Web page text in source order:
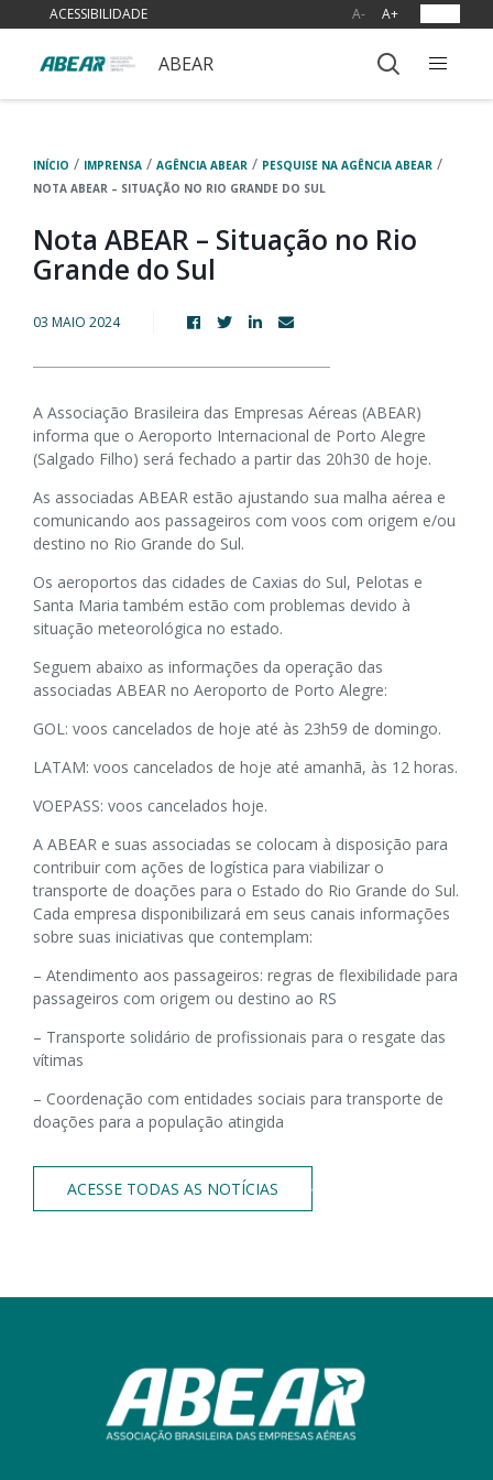
ACESSIBILIDADE A- A+
ABEAR
INÍCIO / IMPRENSA / AGÊNCIA ABEAR / PESQUISE NA AGÊNCIA ABEAR /
NOTA ABEAR – SITUAÇÃO NO RIO GRANDE DO SUL
Nota ABEAR – Situação no Rio
Grande do Sul
03 MAIO 2024
A Associação Brasileira das Empresas Aéreas (ABEAR)
informa que o Aeroporto Internacional de Porto Alegre
(Salgado Filho) será fechado a partir das 20h30 de hoje.
As associadas ABEAR estão ajustando sua malha aérea e
comunicando aos passageiros com voos com origem e/ou
destino no Rio Grande do Sul.
Os aeroportos das cidades de Caxias do Sul, Pelotas e
Santa Maria também estão com problemas devido à
situação meteorológica no estado.
Seguem abaixo as informações da operação das
associadas ABEAR no Aeroporto de Porto Alegre:
GOL: voos cancelados de hoje até às 23h59 de domingo.
LATAM: voos cancelados de hoje até amanhã, às 12 horas.
VOEPASS: voos cancelados hoje.
A ABEAR e suas associadas se colocam à disposição para
contribuir com ações de logística para viabilizar o
transporte de doações para o Estado do Rio Grande do Sul.
Cada empresa disponibilizará em seus canais informações
sobre suas iniciativas que contemplam:
– Atendimento aos passageiros: regras de flexibilidade para
passageiros com origem ou destino ao RS
– Transporte solidário de profissionais para o resgate das
vítimas
– Coordenação com entidades sociais para transporte de
doações para a população atingida
ACESSE TODAS AS NOTÍCIAS